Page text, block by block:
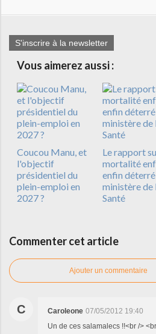
S'inscrire à la newsletter
Vous aimerez aussi :
Coucou Manu, et
l'objectif
présidentiel du
plein-emploi en
2027 ?
Le rapport
mortalité
enfin
ministère de
Santé
Commenter cet article
Ajouter un commentaire
C Caroleone 07/05/2012 19:40
Un de ces salamalecs !!<br />